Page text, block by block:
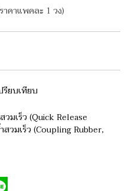
คาแพคละ 1 วง)
รียบเทียบ
มเร็ว (Quick Release
วมเร็ว (Coupling Rubber,